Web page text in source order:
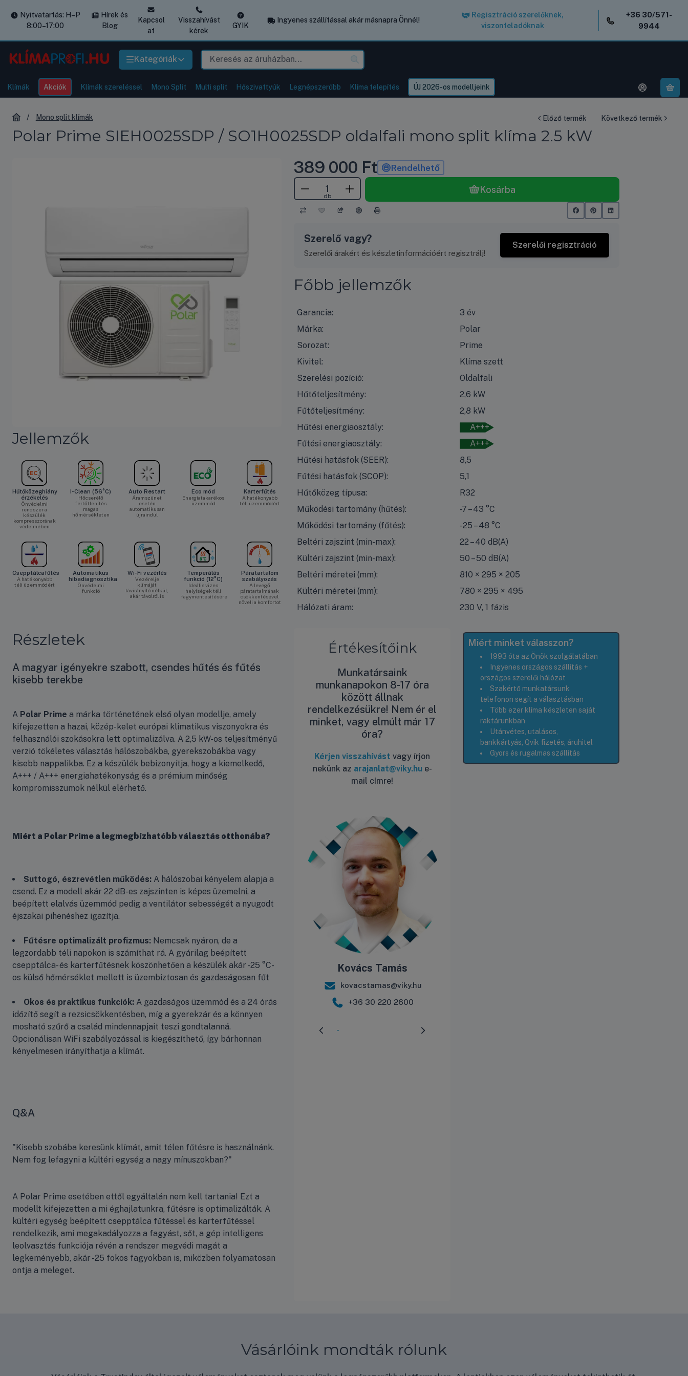
Kategóriák
Nyitvatartás: H–P
8:00–17:00
Hírek és
Blog
Kapcsol
at
Visszahívást
kérek
GYIK
Ingyenes szállítással akár másnapra Önnél!
Regisztráció szerelőknek,
viszonteladóknak
+36 30/571-
9944
Klímák Akciók Klímák szereléssel Mono Split Multi split Hőszivattyúk Legnépszerűbb Klíma telepítés ÚJ 2026-os modelljeink
Mono split klímák Előző termék Következő termék
Polar Prime SIEH0025SDP / SO1H0025SDP oldalfali mono split klíma 2.5 kW
Jellemzők
Hűtőközeghiány
érzékelés
Önvédelmi
rendszer a
készülék
kompresszorának
védelmében
I-Clean (56°C)
Hőcserélő
fertőtlenítés
magas
hőmérsékleten
Auto Restart
Áramszünet
esetén
automatikusan
újraindul
Eco mód
Energiatakarékos
üzemmód
Karterfűtés
A hatékonyabb
téli üzemmódért
Csepptálcafűtés
A hatékonyabb
téli üzemmódért
Automatikus
hibadiagnosztika
Önvédelmi
funkció
Wi-Fi vezérlés
Vezérelje
klímáját
távirányító nélkül,
akár távolról is
Temperálás
funkció (12°C)
Ideális vizes
helyiségek téli
fagymentesítésére
Páratartalom
szabályozás
A levegő
páratartalmának
csökkentésével
növeli a komfortot
389 000 Ft Rendelhető
db
Kosárba
Szerelő vagy?
Szerelői árakért és készletinformációért regisztrálj!
Szerelői regisztráció
Főbb jellemzők
Garancia:
3 év
Márka:
Polar
Sorozat:
Prime
Kivitel:
Klíma szett
Szerelési pozíció:
Oldalfali
Hűtőteljesítmény:
2,6 kW
Fűtőteljesítmény:
2,8 kW
Hűtési energiaosztály:
A+++
Fűtési energiaosztály:
A+++
Hűtési hatásfok (SEER):
8,5
Fűtési hatásfok (SCOP):
5,1
Hűtőközeg típusa:
R32
Működési tartomány (hűtés):
-7 – 43 °C
Működési tartomány (fűtés):
-25 – 48 °C
Beltéri zajszint (min-max):
22 – 40 dB(A)
Kültéri zajszint (min-max):
50 – 50 dB(A)
Beltéri méretei (mm):
810 × 295 × 205
Kültéri méretei (mm):
780 × 295 × 495
Hálózati áram:
230 V, 1 fázis
Értékesítőink
Munkatársaink
munkanapokon 8-17 óra
között állnak
rendelkezésükre! Nem ér el
minket, vagy elmúlt már 17
óra?
Kérjen visszahívást vagy írjon
nekünk az arajanlat@viky.hue-
mail címre!
Kovács Tamás
kovacstamas@viky.hu
+36 30 220 2600
Részletek
A magyar igényekre szabott, csendes hűtés és fűtés
kisebb terekbe
A Polar Prime a márka történetének első olyan modellje, amely
kifejezetten a hazai, közép-kelet európai klimatikus viszonyokra és
felhasználói szokásokra lett optimalizálva. A 2,5 kW-os teljesítményű
verzió tökéletes választás hálószobákba, gyerekszobákba vagy
kisebb nappalikba. Ez a készülék bebizonyítja, hogy a kiemelkedő,
A+++ / A+++ energiahatékonyság és a prémium minőség
kompromisszumok nélkül elérhető.
Miért a Polar Prime a legmegbízhatóbb választás otthonába?
Suttogó, észrevétlen működés: A hálószobai kényelem alapja a
csend. Ez a modell akár 22 dB-es zajszinten is képes üzemelni, a
beépített elalvás üzemmód pedig a ventilátor sebességét a nyugodt
éjszakai pihenéshez igazítja.
Fűtésre optimalizált profizmus: Nemcsak nyáron, de a
legzordabb téli napokon is számíthat rá. A gyárilag beépített
csepptálca- és karterfűtésnek köszönhetően a készülék akár -25 °C-
os külső hőmérséklet mellett is üzembiztosan és gazdaságosan fűt
Okos és praktikus funkciók: A gazdaságos üzemmód és a 24 órás
időzítő segít a rezsicsökkentésben, míg a gyerekzár és a könnyen
mosható szűrő a család mindennapjait teszi gondtalanná.
Opcionálisan WiFi szabályozással is kiegészíthető, így bárhonnan
kényelmesen irányíthatja a klímát.
Q&A
"Kisebb szobába keresünk klímát, amit télen fűtésre is használnánk.
Nem fog lefagyni a kültéri egység a nagy mínuszokban?"
A Polar Prime esetében ettől egyáltalán nem kell tartania! Ezt a
modellt kifejezetten a mi éghajlatunkra, fűtésre is optimalizálták. A
kültéri egység beépített csepptálca fűtéssel és karterfűtéssel
rendelkezik, ami megakadályozza a fagyást, sőt, a gép intelligens
leolvasztás funkciója révén a rendszer megvédi magát a
legkeményebb, akár -25 fokos fagyokban is, miközben folyamatosan
ontja a meleget.
Miért minket válasszon?
1993 óta az Önök szolgálatában
Ingyenes országos szállítás +
országos szerelői hálózat
Szakértő munkatársunk
telefonon segít a választásban
Több ezer klíma készleten saját
raktárunkban
Utánvétes, utalásos,
bankkártyás, Qvik fizetés, áruhitel
Gyors és rugalmas szállítás
Vásárlóink mondták rólunk